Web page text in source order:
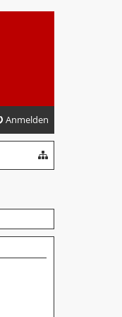
Anmelden